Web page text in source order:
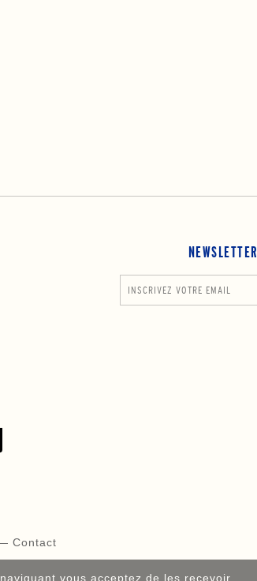
vous acceptez de les recevoir.
NEWSLETTER
Contact